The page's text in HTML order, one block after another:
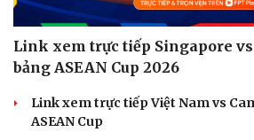
Link xem trực tiếp Singapore
bảng ASEAN Cup 2026
Link xem trực tiếp Việt Nam vs
ASEAN Cup